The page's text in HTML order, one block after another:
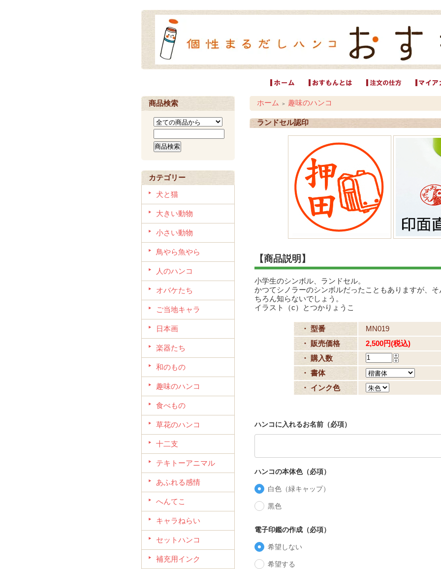
商品検索
カテゴリー
犬と猫
大きい動物
小さい動物
鳥やら魚やら
人のハンコ
オバケたち
ご当地キャラ
日本画
楽器たち
和のもの
趣味のハンコ
食べもの
草花のハンコ
十二支
テキトーアニマル
あふれる感情
へんてこ
キャラねらい
セットハンコ
補充用インク
ホーム ＞ 趣味のハンコ
ランドセル認印
【商品説明】
小学生のシンボル、ランドセル。
かつてシノラーのシンボルだったこともありますが、
ちろん知らないでしょう。
イラスト（c）とつかりょうこ
・ 型番
MN019
・ 販売価格
2,500円(税込)
・ 購入数
・ 書体
・ インク色
ハンコに入れるお名前（必項）
ハンコの本体色（必項）
白色（緑キャップ）
黒色
電子印鑑の作成（必項）
希望しない
希望する